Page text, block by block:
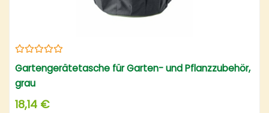
Gartengerätetasche für Garten- und Pflanzzubehör,
grau
18,14 €